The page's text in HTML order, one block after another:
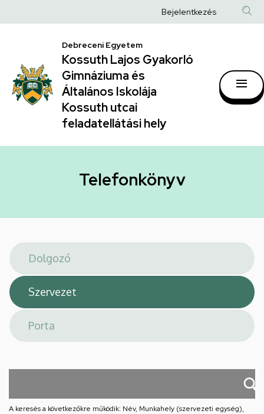
|
Kossuth
Lajos
Gyakorló
Gimnáziuma
Általános
hely
a
Anonim
fiók
Bejelentkezés
Debreceni Egyetem
Kossuth Lajos Gyakorló
Gimnáziuma és
Általános Iskolája
Kossuth utcai
feladatellátási hely
Telefonkönyv
A keresés a következőkre működik: Név, Munkahely (szervezeti egység),